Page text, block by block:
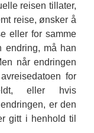
reisen tillater,
reise, ønsker å
eller for samme
endring, må han
når endringen
for
eller hvis
er den
gitt i henhold til